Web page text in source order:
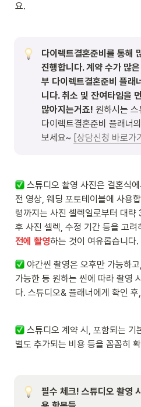
요.
다이렉트결혼준비를 통해
진행합니다. 계약 수가 많
부 다이렉트결혼준비 플래
니다. 취소 및 잔여타임을
많아지는거죠! 원하시는
다이렉트결혼준비 플래너
보세요~ [상담신청 바로가
스튜디오 촬영 사진은 결혼식
전 영상, 웨딩 포토테이블에 사용
령까지는 사진 셀렉일로부터 대략
후 사진 셀렉, 수정 기간 등을 고려
전에 촬영하는 것이 여유롭습니다.
야간씬 촬영은 오후만 가능하
가능한 등 원하는 씬에 따라 촬영
다. 스튜디오& 플래너에게 확인
스튜디오 계약 시, 포함되는
별도 추가되는 비용 등을 꼼꼼히
필수 체크! 스튜디오 촬영